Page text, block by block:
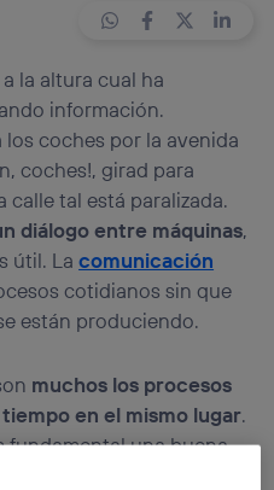
la altura cual ha
información.
los coches por la avenida
coches!, girad para
calle tal está paralizada.
diálogo entre máquinas,
útil. Lacomunicación
cotidianos sin que
están produciendo.
muchos los procesos
en el mismo lugar.
fundamental una buena